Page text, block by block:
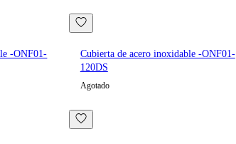
-ONF01-
Cubierta de acero inoxidable -ONF01-
120DS
Agotado